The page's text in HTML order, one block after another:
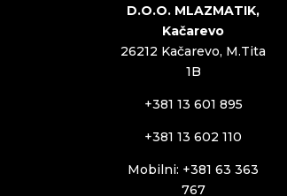
D.O.O. MLAZMATIK,
Kačarevo
26212 Kačarevo, M.Tita
1B
+381 13 601 895
+381 13 602 110
Mobilni: +381 63 363
767